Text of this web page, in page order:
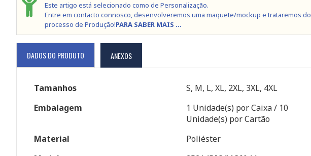
Este artigo está selecionado como de Personalização.
Entre em contacto connosco, desenvolveremos uma maquete/mockup e trataremos do
processo de Produção!PARA SABER MAIS ...
DADOS DO PRODUTO ANEXOS
Tamanhos
S, M, L, XL, 2XL, 3XL, 4XL
Embalagem
1 Unidade(s) por Caixa / 10
Unidade(s) por Cartão
Material
Poliéster